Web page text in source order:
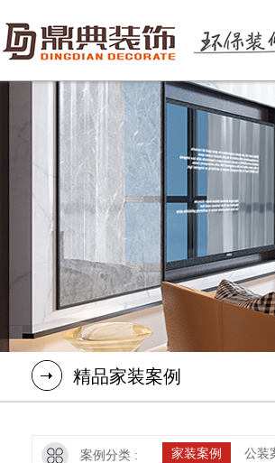
精品家装案例
案例分类 : 家装案例 公装